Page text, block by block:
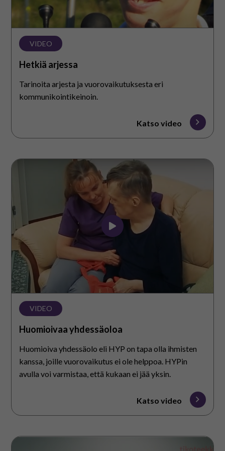
VIDEO
Hetkiä arjessa
Tarinoita arjesta ja vuorovaikutuksesta eri
kommunikointikeinoin.
Katso video
VIDEO
Huomioivaa yhdessäoloa
Huomioiva yhdessäolo eli HYP on tapa olla ihmisten
kanssa, joille vuorovaikutus ei ole helppoa. HYPin
avulla voi varmistaa, että kukaan ei jää yksin.
Katso video